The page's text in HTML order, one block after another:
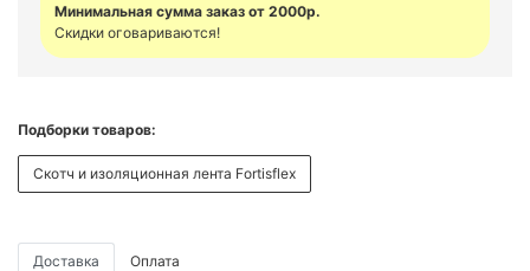
Минимальная сумма заказ от 2000р.
Скидки оговариваются!
Подборки товаров:
Скотч и изоляционная лента Fortisflex
Доставка Оплата